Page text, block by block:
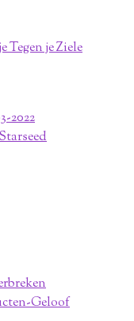
Tegen je Ziele
2022
Geloof